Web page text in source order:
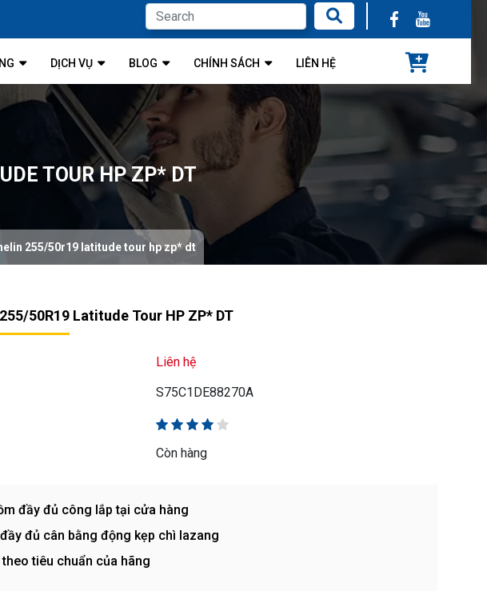
DỊCH VỤ BLOG CHÍNH SÁCH LIÊN HỆ
TOUR HP ZP* DT
255/50r19 latitude tour hp zp* dt
50R19 Latitude Tour HP ZP* DT
Liên hệ
S75C1DE88270A
Còn hàng
đầy đủ công lắp tại cửa hàng
đủ cân bằng động kẹp chì lazang
theo tiêu chuẩn của hãng